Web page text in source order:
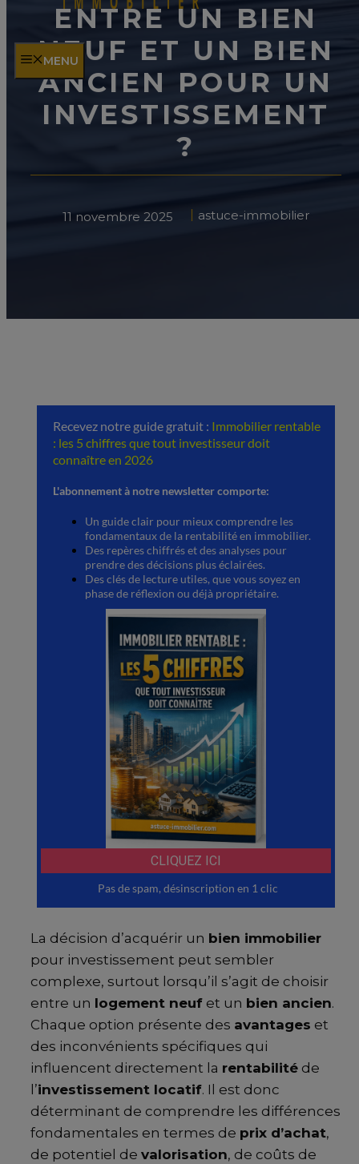
MENU
ENTRE UN BIEN
NEUF ET UN BIEN
ANCIEN POUR UN
INVESTISSEMENT
?
11 novembre 2025 astuce-immobilier
La décision d’acquérir un bien immobilier
pour investissement peut sembler
complexe, surtout lorsqu’il s’agit de choisir
entre un logement neuf et un bien ancien.
Chaque option présente des avantages et
des inconvénients spécifiques qui
influencent directement la rentabilité de
l’investissement locatif. Il est donc
déterminant de comprendre les différences
fondamentales en termes de prix d’achat,
de potentiel de valorisation, de coûts de